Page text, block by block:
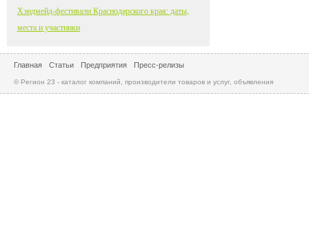
Хэндмейд-фестивали Краснодарского края: даты,
места и участники
Главная Статьи Предприятия Пресс-релизы
© Регион 23 - каталог компаний, производители товаров и услуг, объявления